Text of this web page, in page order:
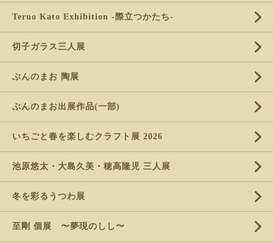
Teruo Kato Exhibition -際立つかたち-
切子ガラス三人展
ぶんのまお 陶展
ぶんのまお出展作品(一部)
いちごと春を楽しむクラフト展 2026
池原悠太・大島久美・穂高隆児 三人展
冬を彩るうつわ展
至剛 個展 〜夢現のしし〜